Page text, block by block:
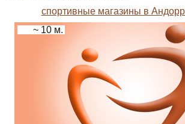
спортивные магазины в
~ 10 м.